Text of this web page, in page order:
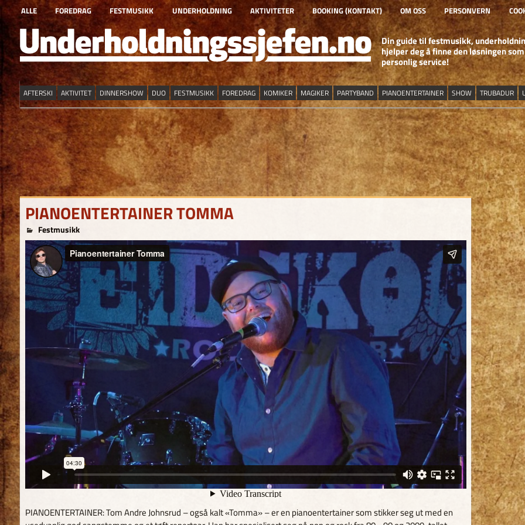
Skip
to
content
ALLE FOREDRAG FESTMUSIKK UNDERHOLDNING AKTIVITETER BOOKING (KONTAKT) OM OSS PERSONVERN
Din guide til festmusikk,
hjelper deg å finne den løsningen
personlig service!
AFTERSKI AKTIVITET DINNERSHOW DUO FESTMUSIKK FOREDRAG KOMIKER MAGIKER PARTYBAND PIANOENTERTAINER SHOW TRUBADUR
PIANOENTERTAINER TOMMA
26. januar 2025
TomAdm
Festmusikk
Pianoentertainer
Tomma
PIANOENTERTAINER: Tom Andre Johnsrud – også kalt «Tomma» – er en pianoentertainer som stikker seg ut med en